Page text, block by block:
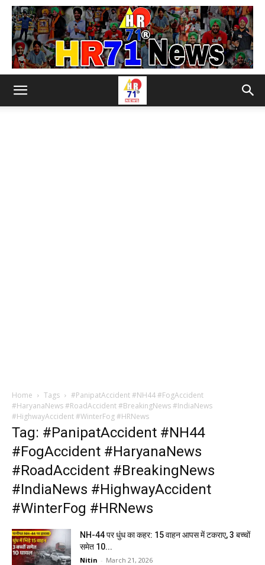
Home Tags
#PanipatAccident #NH44 #FogAccident
#HaryanaNews #RoadAccident #BreakingNews #IndiaNews
#HighwayAccident #WinterFog #HRNews
Tag: #PanipatAccident #NH44
#FogAccident #HaryanaNews
#RoadAccident #BreakingNews
#IndiaNews #HighwayAccident
#WinterFog #HRNews
NH-44 पर धुंध का कहर: 15 वाहन आपस में टकराए, 3 बच्चों
समेत 10...
Nitin - March 21, 2026